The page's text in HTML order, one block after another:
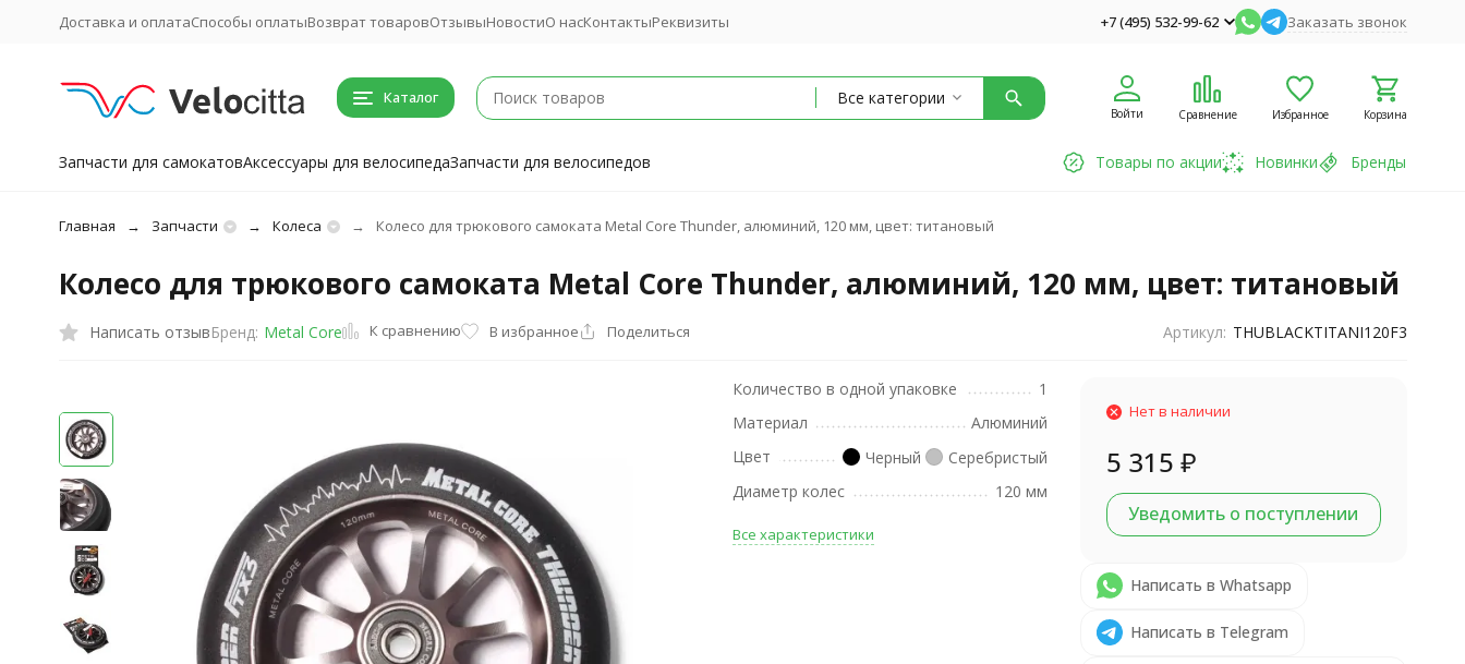
Доставка и оплатаСпособы оплатыВозврат товаровОтзывыНовостиО насКонтактыРеквизиты +7 (495) 532-99-62 Заказать звонок
Каталог Все категории
Войти Сравнение Избранное Корзина
Запчасти для самокатовАксессуары для велосипедаЗапчасти для велосипедов Товары по акции Новинки Бренды
Главная Запчасти Колеса Колесо для трюкового самоката Metal Core Thunder, алюминий, 120 мм, цвет: титановый
Колесо для трюкового самоката Metal Core Thunder, алюминий, 120 мм, цвет: титановый
Написать отзывБренд: Metal Core К сравнению В избранное Поделиться Артикул: THUBLACKTITANI120F3
Количество в одной упаковке
1
Материал
Алюминий
Цвет
Черный
Серебристый
Диаметр колес
120 мм
Все характеристики
Нет в наличии
5 315 ₽
Уведомить о поступлении
Написать в Whatsapp
Написать в Telegram